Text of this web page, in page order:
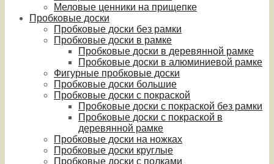
Меловые ценники на прищепке
Пробковые доски
Пробковые доски без рамки
Пробковые доски в рамке
Пробковые доски в деревянной рамке
Пробковые доски в алюминиевой рамке
Фигурные пробковые доски
Пробковые доски большие
Пробковые доски с покраской
Пробковые доски с покраской без рамки
Пробковые доски с покраской в
деревянной рамке
Пробковые доски на ножках
Пробковые доски круглые
Пробковые доски с полками